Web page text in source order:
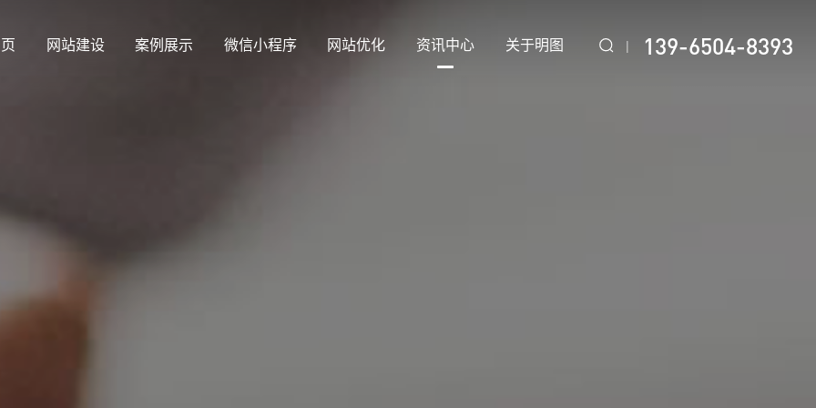
网站建设 案例展示 微信小程序 网站优化 资讯中心 关于明图 139-6504-8393